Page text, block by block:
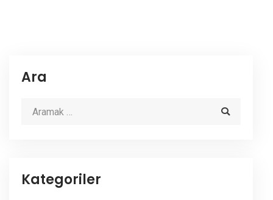
Ara
Kategoriler